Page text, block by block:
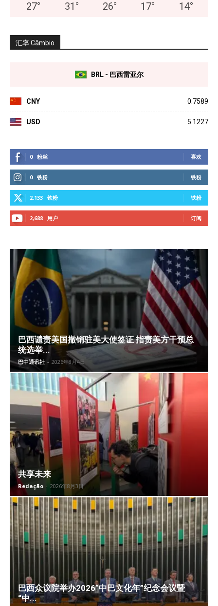
27° 31 ° 26° 17° 14°
汇率 Câmbio
BRL - 巴西雷亚尔
CNY 0.7589
USD 5.1227
0 粉丝 喜欢
0 铁粉 铁粉
2,133 铁粉 铁粉
2,688 用户 订阅
巴西谴责美国撤销驻美大使签证 指责美方干预总
统选举...
巴中通讯社 - 2026年8月4日
共享未来
Redação - 2026年8月3日
巴西众议院举办2026“中巴文化年”纪念会议暨
“中...